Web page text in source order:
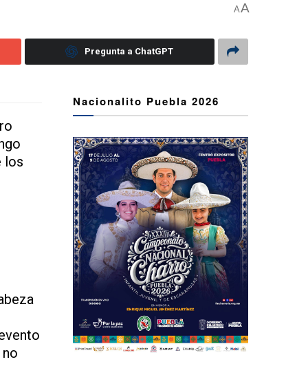
AA
Pregunta a ChatGPT
los
Nacionalito Puebla 2026